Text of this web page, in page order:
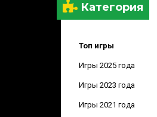
Категория
Топ игры
Игры 2025 года
Игры 2023 года
Игры 2021 года